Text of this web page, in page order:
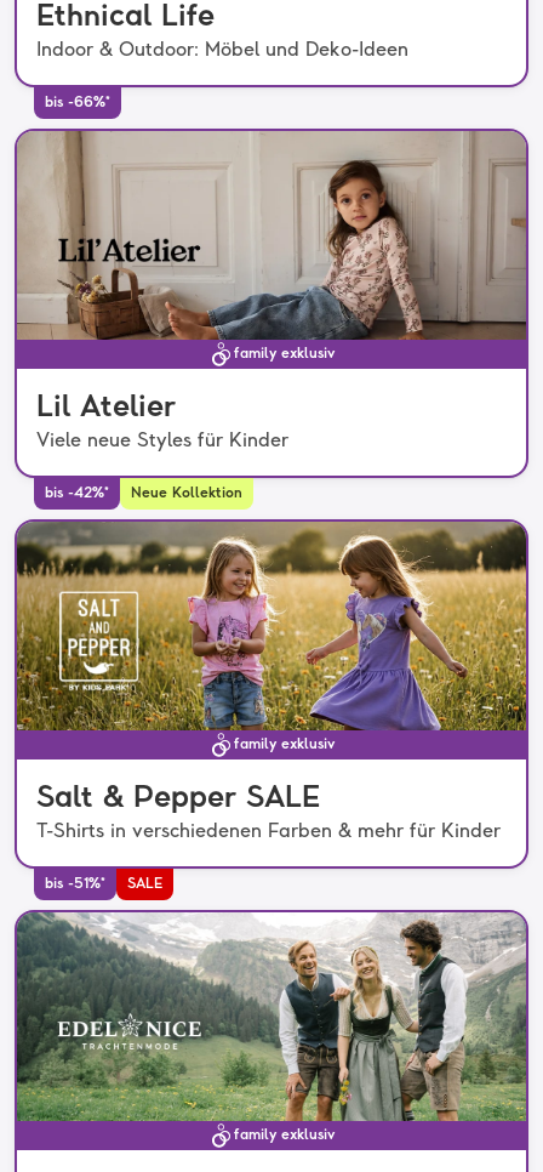
Ethnical Life
Indoor & Outdoor: Möbel und Deko-Ideen
bis -66%*
family exklusiv
Lil Atelier
Viele neue Styles für Kinder
bis -42%* Neue Kollektion
family exklusiv
Salt & Pepper SALE
T-Shirts in verschiedenen Farben & mehr für Kinder
bis -51%* SALE
family exklusiv